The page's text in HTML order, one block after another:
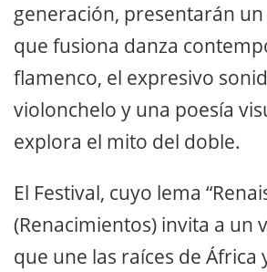
generación, presentarán
que fusiona danza
flamenco, el expresivo
violonchelo y una poesía
explora el mito del doble.
El Festival, cuyo lema
(Renacimientos) invita a un
que une las raíces de África